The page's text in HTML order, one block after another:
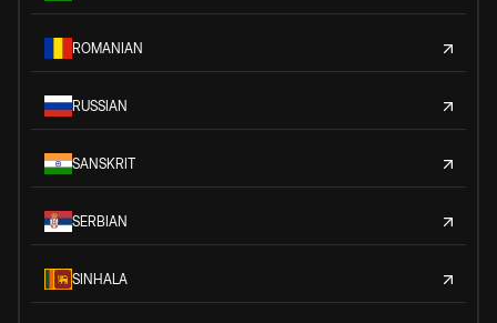
ROMANIAN
RUSSIAN
SANSKRIT
SERBIAN
SINHALA